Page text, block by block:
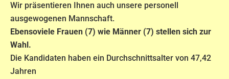
Wir präsentieren Ihnen auch unsere personell
ausgewogenen Mannschaft.
Ebensoviele Frauen (7) wie Männer (7) stellen sich zur
Wahl.
Die Kandidaten haben ein Durchschnittsalter von 47,42
Jahren